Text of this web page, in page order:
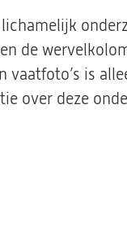
de
vaatfoto’s is
over deze